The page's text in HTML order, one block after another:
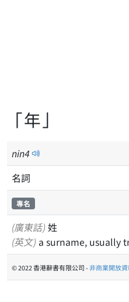
「年」
nin4
名詞
專名
(廣東話) 姓
(英文) a surname, usually
© 2022 香港辭書有限公司 -非商業開放